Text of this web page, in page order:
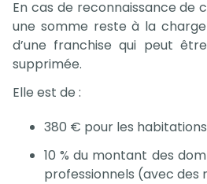
En cas de reconnaissance de
une somme reste à la charge
d’une franchise qui peut
supprimée.
Elle est de :
380 € pour les
10 % du montant des
professionnels (avec des